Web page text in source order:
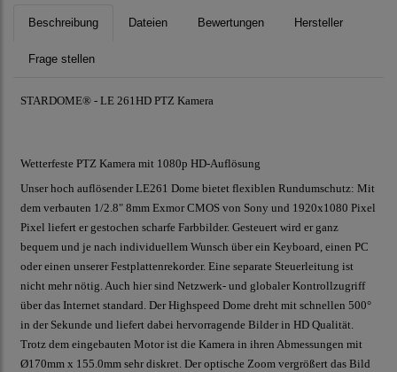
Beschreibung Dateien Bewertungen Hersteller
Frage stellen
STARDOME® - LE 261HD PTZ Kamera
Wetterfeste PTZ Kamera mit 1080p HD-Auflösung
Unser hoch auflösender LE261 Dome bietet flexiblen Rundumschutz: Mit
dem verbauten 1/2.8" 8mm Exmor CMOS von Sony und 1920x1080 Pixel
Pixel liefert er gestochen scharfe Farbbilder. Gesteuert wird er ganz
bequem und je nach individuellem Wunsch über ein Keyboard, einen PC
oder einen unserer Festplattenrekorder. Eine separate Steuerleitung ist
nicht mehr nötig. Auch hier sind Netzwerk- und globaler Kontrollzugriff
über das Internet standard. Der Highspeed Dome dreht mit schnellen 500°
in der Sekunde und liefert dabei hervorragende Bilder in HD Qualität.
Trotz dem eingebauten Motor ist die Kamera in ihren Abmessungen mit
Ø170mm x 155.0mm sehr diskret. Der optische Zoom vergrößert das Bild